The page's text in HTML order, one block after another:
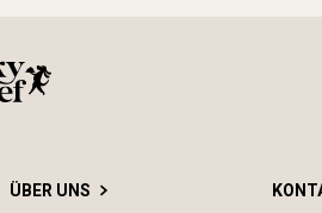
ÜBER UNS